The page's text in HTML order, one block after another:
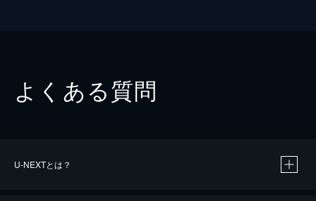
よくある質問
U-NEXTとは？